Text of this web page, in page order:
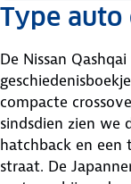
Type
De Nissan
compacte
sindsdien zien we
hatchback en een
straat. De